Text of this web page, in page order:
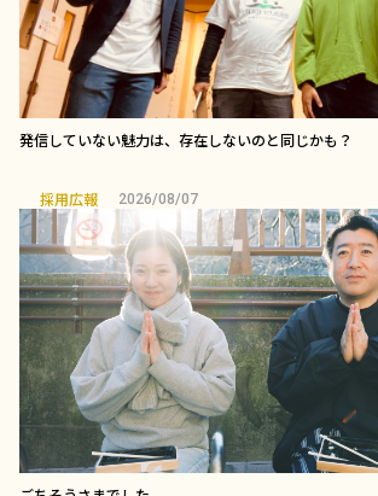
発信していない魅力は、存在しないのと同じかも？
採用広報 2026/08/07